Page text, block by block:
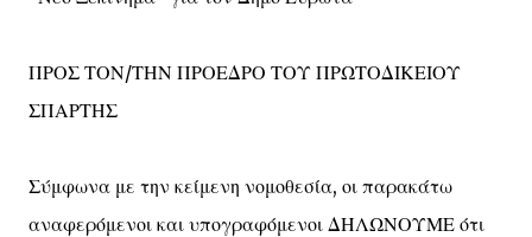
ΠΡΟΣ ΤΟΝ/ΤΗΝ ΠΡΟΕΔΡΟ ΤΟΥ ΠΡΩΤΟΔΙΚΕΙΟΥ
ΣΠΑΡΤΗΣ
Σύμφωνα με την κείμενη νομοθεσία, οι παρακάτω
αναφερόμενοι και υπογραφόμενοι ΔΗΛΩΝΟΥΜΕ ότι